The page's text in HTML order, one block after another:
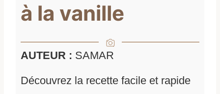
à la vanille
AUTEUR : SAMAR
Découvrez la recette facile et rapide